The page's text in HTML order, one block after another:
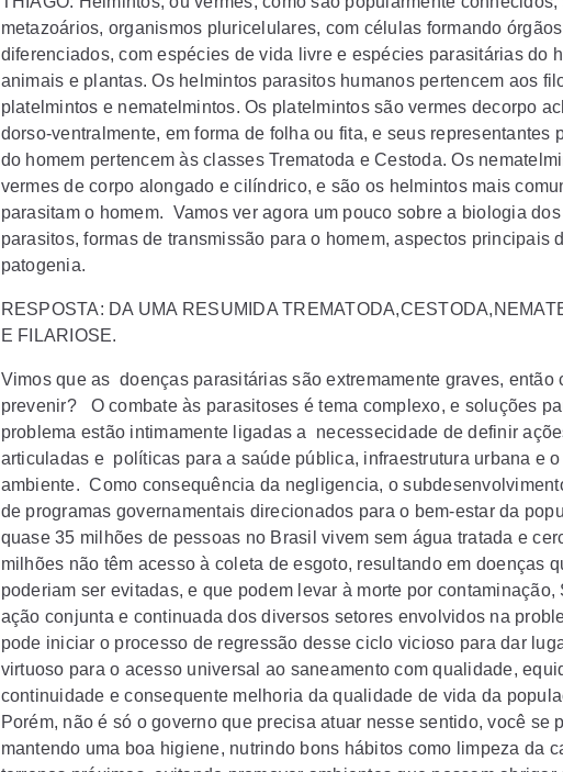
metazoários, organismos pluricelulares, com células formando órgãos
diferenciados, com espécies de vida livre e espécies parasitárias do
animais e plantas. Os helmintos parasitos humanos pertencem aos
platelmintos e nematelmintos. Os platelmintos são vermes decorpo
dorso-ventralmente, em forma de folha ou fita, e seus representantes
do homem pertencem às classes Trematoda e Cestoda. Os
vermes de corpo alongado e cilíndrico, e são os helmintos mais
parasitam o homem. Vamos ver agora um pouco sobre a biologia
parasitos, formas de transmissão para o homem, aspectos principais
patogenia.
RESPOSTA: DA UMA RESUMIDA
E FILARIOSE.
Vimos que as doenças parasitárias são extremamente graves, então
prevenir? O combate às parasitoses é tema complexo, e soluções
problema estão intimamente ligadas a necessecidade de definir
articuladas e políticas para a saúde pública, infraestrutura urbana e
ambiente. Como consequência da negligencia, o
de programas governamentais direcionados para o bem-estar da
quase 35 milhões de pessoas no Brasil vivem sem água tratada e
milhões não têm acesso à coleta de esgoto, resultando em doenças
poderiam ser evitadas, e que podem levar à morte por contaminação,
ação conjunta e continuada dos diversos setores envolvidos na
pode iniciar o processo de regressão desse ciclo vicioso para dar
virtuoso para o acesso universal ao saneamento com qualidade,
continuidade e consequente melhoria da qualidade de vida da
Porém, não é só o governo que precisa atuar nesse sentido, você se
mantendo uma boa higiene, nutrindo bons hábitos como limpeza da